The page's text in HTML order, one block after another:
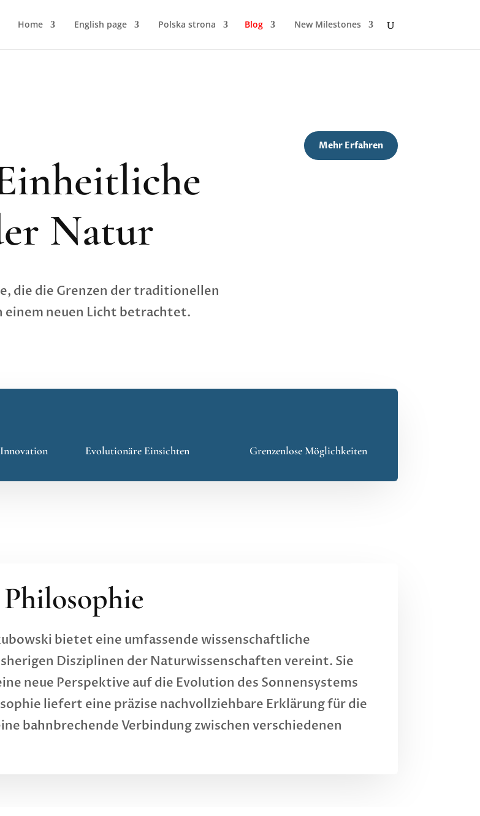
Home English page Polska strona Blog New Milestones
Natur
die die Grenzen der traditionellen
einem neuen Licht betrachtet.
Mehr Erfahren
Evolutionäre Einsichten Grenzenlose Möglichkeiten
bietet eine umfassende wissenschaftliche
Disziplinen der Naturwissenschaften vereint. Sie
neue Perspektive auf die Evolution des Sonnensystems
liefert eine präzise nachvollziehbare Erklärung für die
bahnbrechende Verbindung zwischen verschiedenen